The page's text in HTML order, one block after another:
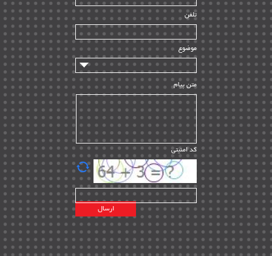
راه اندازی | ۹
سازندگان و تامین کنندگان | ۱۰
تامین مالی و سرمایه گذاری | ۳۲
ماشین آلات
مدیریت پروژه
مدیریت دانش
مدیریت سازمانی و عمومی | ۲
تأمین کالا | ۱۳
EPC | ۲۰
پیمانکاران بین المللی | ۸
اطلاعات انرژی کشورها | ۱۴
پروژه های خارجی | ۱۵
نقشه های نفت و گاز خارجی | ۱۰
شرکت های نفتی | ۱۴
تلفن
موضوع
متن پیام
کد امنیتی